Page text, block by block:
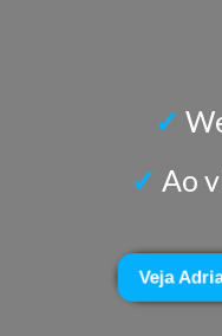
✓
✓ Ao
Veja